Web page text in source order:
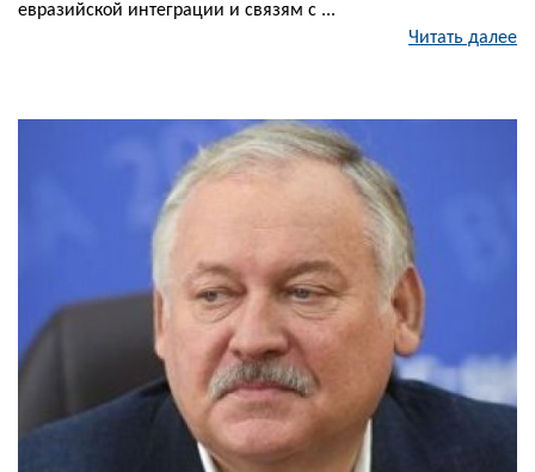
евразийской интеграции и связям с ...
Читать далее